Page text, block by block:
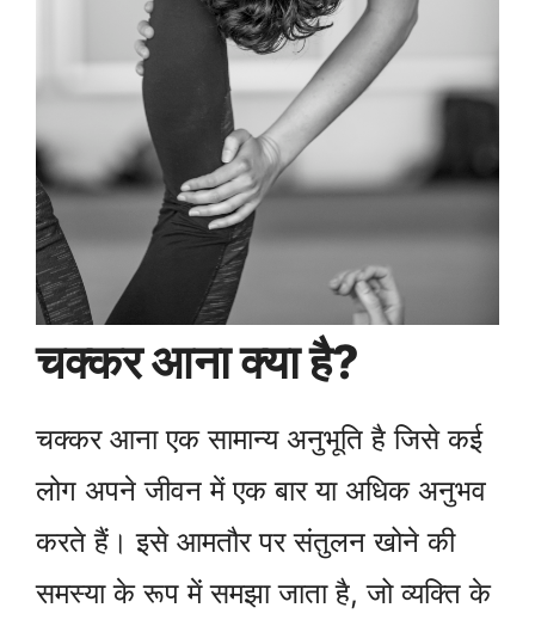
चक्कर आना क्या है?
चक्कर आना एक सामान्य अनुभूति है जिसे कई
लोग अपने जीवन में एक बार या अधिक अनुभव
करते हैं। इसे आमतौर पर संतुलन खोने की
समस्या के रूप में समझा जाता है, जो व्यक्ति के